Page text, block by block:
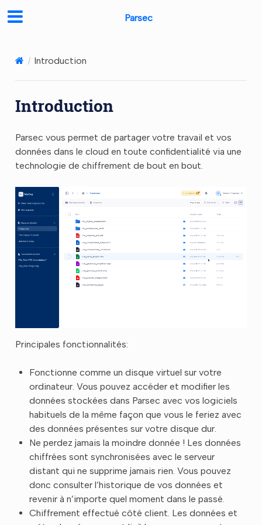
Parsec
Introduction
Introduction
Parsec vous permet de partager votre travail et vos
données dans le cloud en toute confidentialité via une
technologie de chiffrement de bout en bout.
Principales fonctionnalités:
Fonctionne comme un disque virtuel sur votre
ordinateur. Vous pouvez accéder et modifier les
données stockées dans Parsec avec vos logiciels
habituels de la même façon que vous le feriez avec
des données présentes sur votre disque dur.
Ne perdez jamais la moindre donnée ! Les données
chiffrées sont synchronisées avec le serveur
distant qui ne supprime jamais rien. Vous pouvez
donc consulter l’historique de vos données et
revenir à n’importe quel moment dans le passé.
Chiffrement effectué côté client. Les données et